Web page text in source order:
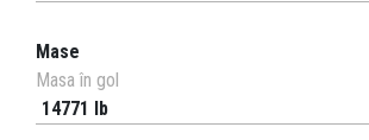
Mase
Masa în gol
14771 lb